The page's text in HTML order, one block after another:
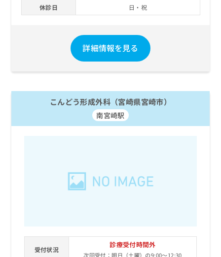
休診日 日・祝
詳細情報を見る
こんどう形成外科（宮崎県宮崎市）
南宮崎駅
受付状況
診療受付時間外
次回受付：明日（土曜）の9:00～12:30